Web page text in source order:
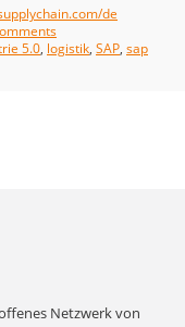
de
5.0, logistik, SAP, sap
Netzwerk von